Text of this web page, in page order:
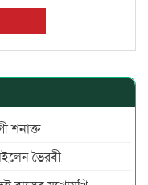
শনাক্ত
ভৈরবী